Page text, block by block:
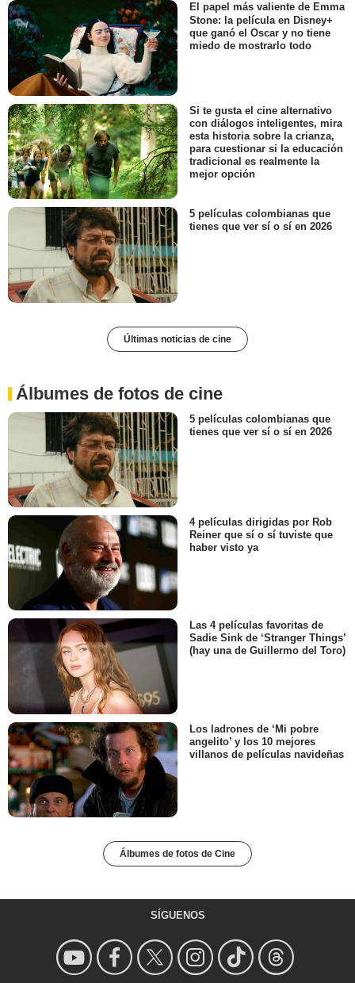
El papel más valiente de Emma
Stone: la película en Disney+
que ganó el Oscar y no tiene
miedo de mostrarlo todo
Si te gusta el cine alternativo
con diálogos inteligentes, mira
esta historia sobre la crianza,
para cuestionar si la educación
tradicional es realmente la
mejor opción
5 películas colombianas que
tienes que ver sí o sí en 2026
Últimas noticias de cine
Álbumes de fotos de cine
5 películas colombianas que
tienes que ver sí o sí en 2026
4 películas dirigidas por Rob
Reiner que sí o sí tuviste que
haber visto ya
Las 4 películas favoritas de
Sadie Sink de ‘Stranger Things’
(hay una de Guillermo del Toro)
Los ladrones de ‘Mi pobre
angelito’ y los 10 mejores
villanos de películas navideñas
Álbumes de fotos de Cine
SÍGUENOS